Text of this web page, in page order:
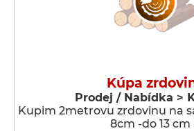
Kúpa
Prodej / Nabídka >
Kupim 2metrovu zrdovinu na
8cm -do 13 cm